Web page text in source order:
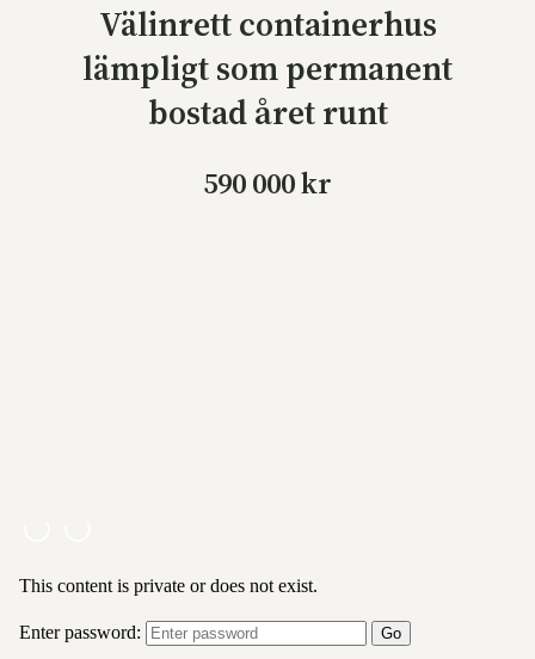
Välinrett containerhus
lämpligt som permanent
bostad året runt
590 000 kr